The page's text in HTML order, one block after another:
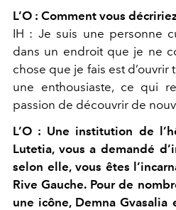
L’O : Comment vous
IH : Je suis une personne
dans un endroit que je ne
chose que je fais est d’ouvrir
une enthousiaste, ce qui
passion de découvrir de
L’O : Une institution de
Lutetia, vous a demandé
selon elle, vous êtes
Rive Gauche. Pour de
une icône, Demna Gvasalia